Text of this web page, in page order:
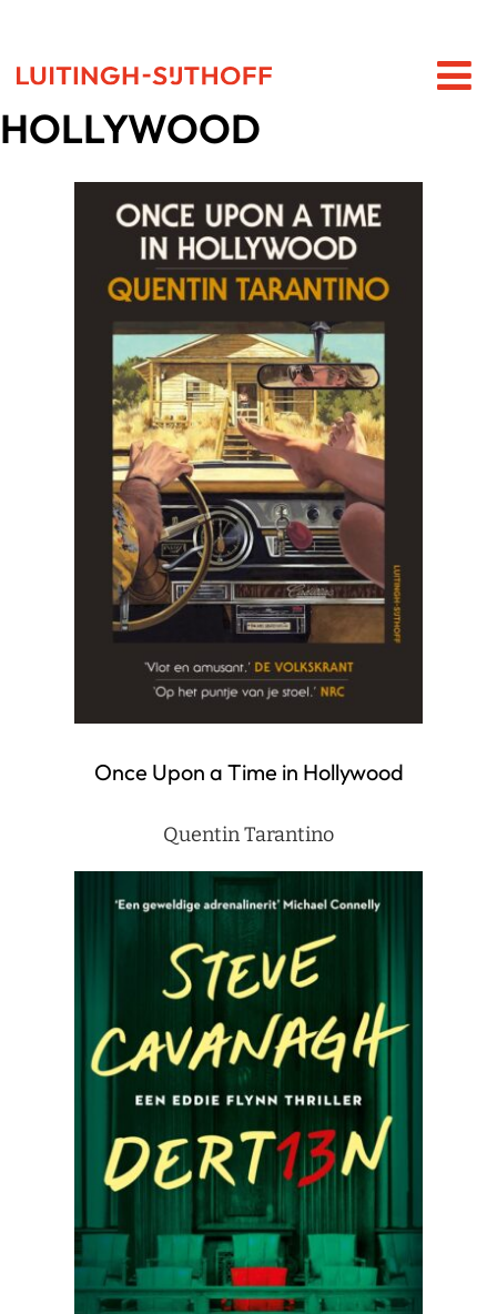
HOLLYWOOD
Once Upon a Time in Hollywood
Quentin Tarantino